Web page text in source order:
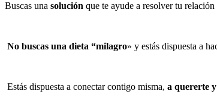
Buscas una solución que te ayude a resolver tu
No buscas una dieta “milagro» y estás dispuesta a
Estás dispuesta a conectar contigo misma, a quererte